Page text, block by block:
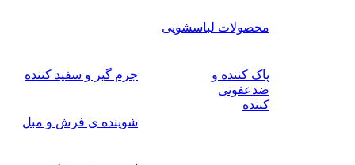
محصولات لباسشویی
پاک کننده و
ضدعفونی
کننده
جرم گیر و سفید کننده
شوینده ی فرش و مبل